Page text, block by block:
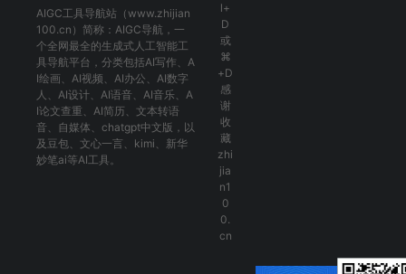
AIGC工具导航站（www.zhijian
100.cn）简称： AIGC导航 ，一
个全网最全的生成式人工智能工
具导航平台，分类包括AI写作 、 A
I绘画 、 AI视频 、 AI办公 、 AI数字
人 、 AI设计、 AI语音、 AI音乐、 A
I论文查重 、 AI简历 、 文本转语
音、 自媒体 、 chatgpt中文版 ，以
及 豆包、 文心一言 、 kimi 、 新华
妙笔ai等AI工具。
l+
D
或
⌘
+D
感
谢
收
藏
zhi
jia
n1
0
0.
cn